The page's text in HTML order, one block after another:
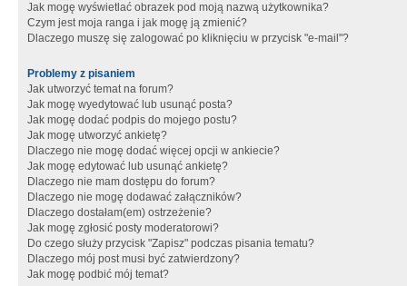
Jak mogę wyświetlać obrazek pod moją nazwą użytkownika?
Czym jest moja ranga i jak mogę ją zmienić?
Dlaczego muszę się zalogować po kliknięciu w przycisk "e-mail"?
Problemy z pisaniem
Jak utworzyć temat na forum?
Jak mogę wyedytować lub usunąć posta?
Jak mogę dodać podpis do mojego postu?
Jak mogę utworzyć ankietę?
Dlaczego nie mogę dodać więcej opcji w ankiecie?
Jak mogę edytować lub usunąć ankietę?
Dlaczego nie mam dostępu do forum?
Dlaczego nie mogę dodawać załączników?
Dlaczego dostałam(em) ostrzeżenie?
Jak mogę zgłosić posty moderatorowi?
Do czego służy przycisk "Zapisz" podczas pisania tematu?
Dlaczego mój post musi być zatwierdzony?
Jak mogę podbić mój temat?